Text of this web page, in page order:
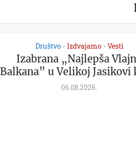
Društvo • Izdvajamo • Vesti
Izabrana „Najlepša
Balkana” u Velikoj Jasikovi
06.08.2026.